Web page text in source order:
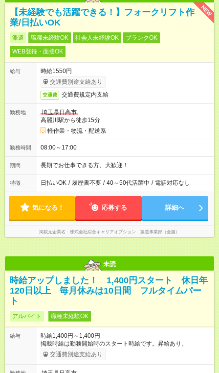
NEW
【未経験でも活躍できる！】フォークリフト作
業/日払いOK
派遣 職種未経験OK 社会人未経験OK
ブランクOK
WEB登録・面接OK
給与
時給1550円
交通費別途支給あり
交通費 交通費規定内支給
勤務地
埼玉県日高市
高麗川駅から徒歩15分
軽作業・物流・配送系
勤務時間 08:00～17:00
期間 長期でお仕事できる方、大歓迎！
特徴 日払いOK / 履歴書不要 / 40～50代活躍中 / 電話対応なし
気になる！ 応募する 詳細へ
掲載元企業名 株式会社綜合キャリアオプション 製造事業部（全国）
未読
時給アップしました！ 1,400円スタート 休日年
120日以上 毎月休みは10日間 フルタイムパー
ト
アルバイト 職種未経験OK
給与
時給1,400円～1,400円
掲載時給は勤務開始時のスタート時給です。昇給あり。
交通費別途支給あり